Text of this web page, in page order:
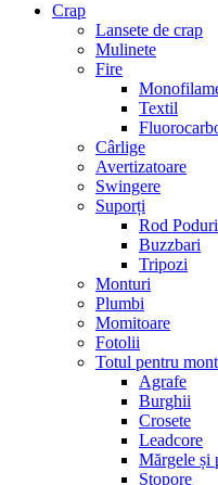
Crap
Lansete de crap
Mulinete
Fire
Textil
Cârlige
Avertizatoare
Swingere
Suporți
Rod Poduri
Buzzbari
Tripozi
Monturi
Plumbi
Momitoare
Fotolii
Totul pentru
Agrafe
Burghii
Crosete
Leadcore
Mărgele și
Stopore